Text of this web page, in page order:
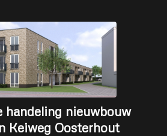
handeling nieuwbouw
Keiweg Oosterhout